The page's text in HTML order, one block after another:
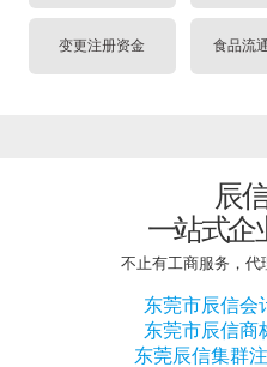
变更注册资金 食品流
辰
一站式企
不止有工商服务，代
东莞市辰信会
东莞市辰信商
东莞辰信集群